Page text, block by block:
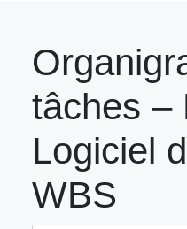
tâches –
Logiciel
WBS